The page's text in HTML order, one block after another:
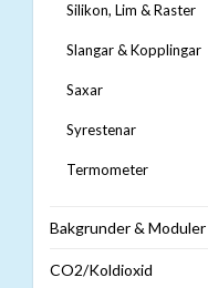
Silikon, Lim & Raster
Slangar & Kopplingar
Saxar
Syrestenar
Termometer
Bakgrunder & Moduler
CO2/Koldioxid